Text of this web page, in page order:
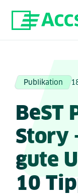
Publikation
BeST
Story
gute
10